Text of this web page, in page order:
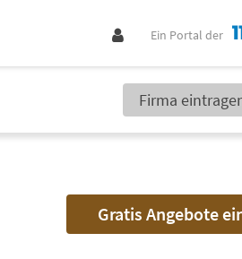
Ein Portal der
Firma
Gratis Angebote